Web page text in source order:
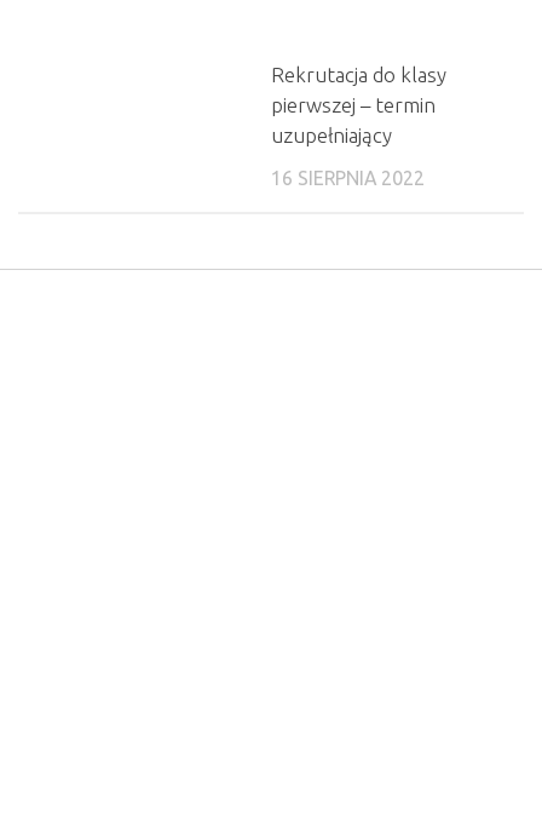
Rekrutacja do klasy
pierwszej – termin
uzupełniający
16 SIERPNIA 2022